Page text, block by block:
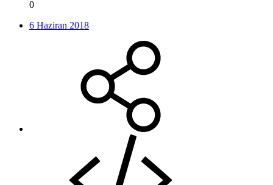
0
6 Haziran 2018